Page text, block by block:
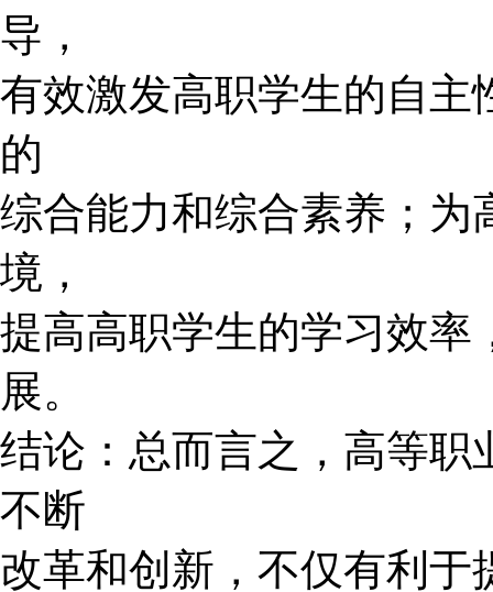
导，
有效激发高职学生的自主
的
综合能力和综合素养；为
境，
提高高职学生的学习效率
展。
结论：总而言之，高等职
不断
改革和创新，不仅有利于